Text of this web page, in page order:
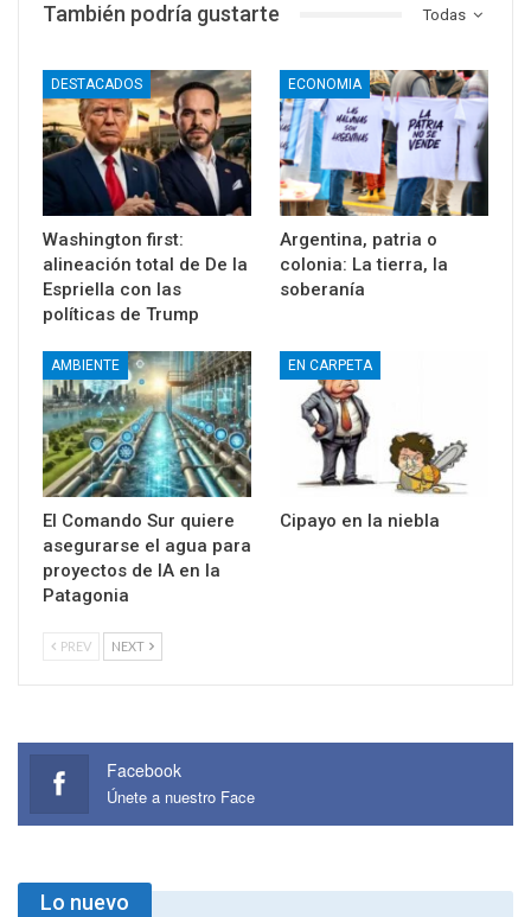
Todas
También podría gustarte
DESTACADOS
Washington first:
alineación total de De la
Espriella con las
políticas de Trump
ECONOMIA
Argentina, patria o
colonia: La tierra, la
soberanía
AMBIENTE
El Comando Sur quiere
asegurarse el agua para
proyectos de IA en la
Patagonia
EN CARPETA
Cipayo en la niebla
PREV NEXT
Facebook
Únete a nuestro Face
Lo nuevo